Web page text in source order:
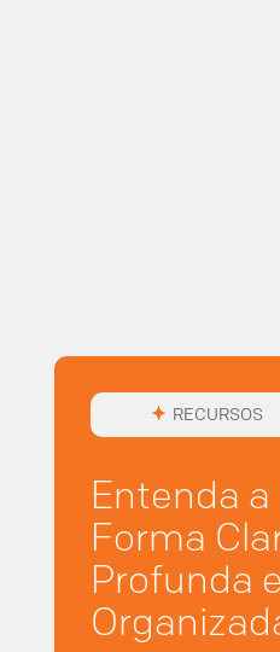
RECURSOS
Entenda
Forma
Profunda e